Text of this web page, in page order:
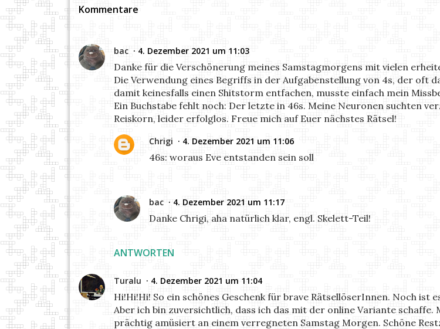
Kommentare
bac 4. Dezember 2021 um 11:03
Danke für die Verschönerung meines Samstagmorgens mit vielen
Die Verwendung eines Begriffs in der Aufgabenstellung von 4s, der oft
damit keinesfalls einen Shitstorm entfachen, musste einfach mein
Ein Buchstabe fehlt noch: Der letzte in 46s. Meine Neuronen suchten
Reiskorn, leider erfolglos. Freue mich auf Euer nächstes Rätsel!
ANTWORTEN
Chrigi 4. Dezember 2021 um 11:06
46s: woraus Eve entstanden sein soll
bac 4. Dezember 2021 um 11:17
Danke Chrigi, aha natürlich klar, engl. Skelett-Teil!
Turalu 4. Dezember 2021 um 11:04
Hi!Hi!Hi! So ein schönes Geschenk für brave RätsellöserInnen. Noch ist
Aber ich bin zuversichtlich, dass ich das mit der online Variante schaffe.
prächtig amüsiert an einem verregneten Samstag Morgen. Schöne